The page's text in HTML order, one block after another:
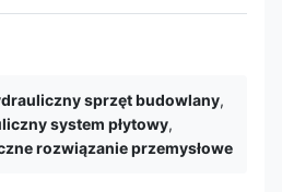
sprzęt budowlany,
system płytowy,
rozwiązanie przemysłowe